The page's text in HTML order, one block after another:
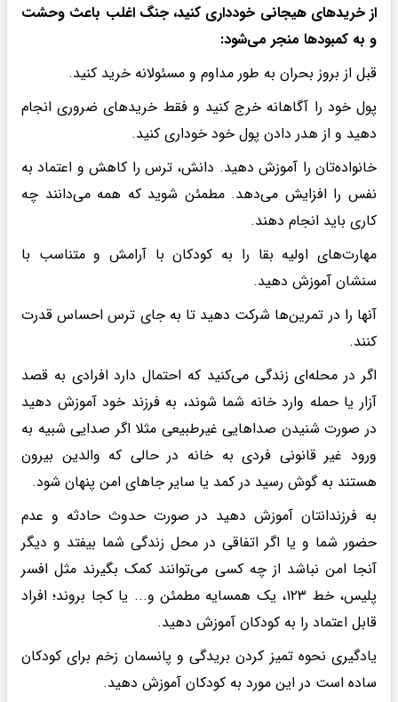
از خریدهای هیجانی خودداری کنید، جنگ اغلب باعث وحشت
و به کمبودها منجر می‌شود:
قبل از بروز بحران به طور مداوم و مسئولانه خرید کنید.
پول خود را آگاهانه خرج کنید و فقط خریدهای ضروری انجام
دهید و از هدر دادن پول خود خوداری کنید.
خانواده‌تان را آموزش دهید. دانش، ترس را کاهش و اعتماد به
نفس را افزایش می‌دهد. مطمئن شوید که همه می‌دانند چه
کاری باید انجام دهند.
مهارت‌های اولیه بقا را به کودکان با آرامش و متناسب با
سنشان آموزش دهید.
آنها را در تمرین‌ها شرکت دهید تا به جای ترس احساس قدرت
کنند.
اگر در محله‌ای زندگی می‌کنید که احتمال دارد افرادی به قصد
آزار یا حمله وارد خانه شما شوند، به فرزند خود آموزش دهید
در صورت شنیدن صداهایی غیرطبیعی مثلا اگر صدایی شبیه به
ورود غیر قانونی فردی به خانه در حالی که والدین بیرون
هستند به گوش رسید در کمد یا سایر جاهای امن پنهان شود.
به فرزندانتان آموزش دهید در صورت حدوث حادثه و عدم
حضور شما و یا اگر اتفاقی در محل زندگی شما بیفتد و دیگر
آنجا امن نباشد از چه کسی می‌توانند کمک بگیرند مثل افسر
پلیس، خط ۱۲۳، یک همسایه مطمئن و... یا کجا بروند؛ افراد
قابل اعتماد را به کودکان آموزش دهید.
یادگیری نحوه تمیز کردن بریدگی و پانسمان زخم برای کودکان
ساده است در این مورد به کودکان آموزش دهید.